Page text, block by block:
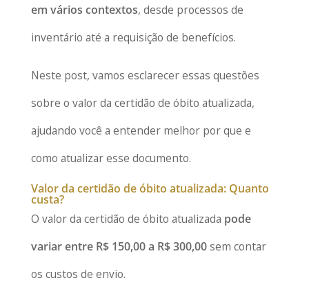
em vários contextos, desde processos de
inventário até a requisição de benefícios.
Neste post, vamos esclarecer essas questões
sobre o valor da certidão de óbito atualizada,
ajudando você a entender melhor por que e
como atualizar esse documento.
Valor da certidão de óbito atualizada: Quanto
custa?
O valor da certidão de óbito atualizada pode
variar entre R$ 150,00 a R$ 300,00sem contar
os custos de envio.